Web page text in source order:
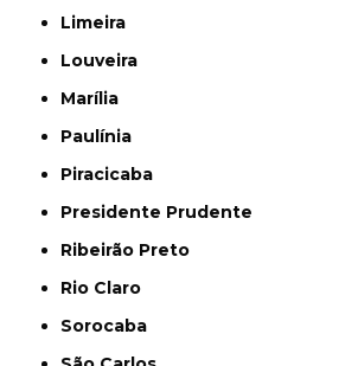
Limeira
Louveira
Marília
Paulínia
Piracicaba
Presidente Prudente
Ribeirão Preto
Rio Claro
Sorocaba